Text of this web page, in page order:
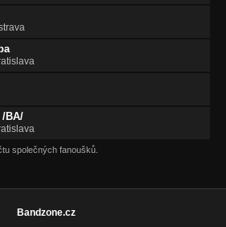
/BA/
společných fanoušků.
Bandzone.cz